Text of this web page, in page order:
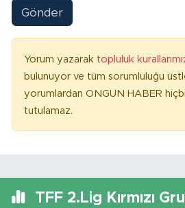
Gönder
Yorum yazarak topluluk
bulunuyor ve tüm sorumluluğu
yorumlardan ONGUN HABER
tutulamaz.
TFF 2.Lig Kırmızı